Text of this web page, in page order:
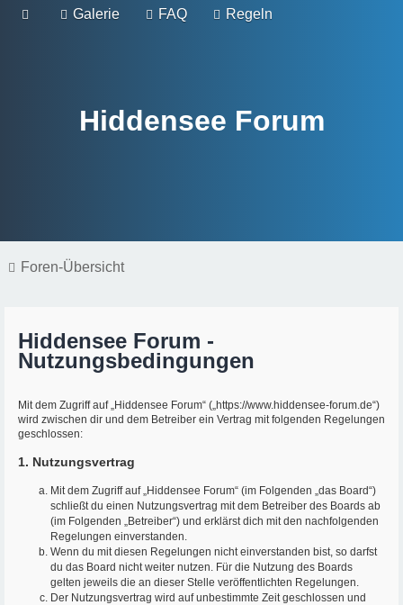
Galerie FAQ Regeln
Hiddensee Forum
Foren-Übersicht
Hiddensee Forum -
Nutzungsbedingungen
Mit dem Zugriff auf „Hiddensee Forum“ („https://www.hiddensee-forum.de“)
wird zwischen dir und dem Betreiber ein Vertrag mit folgenden Regelungen
geschlossen:
1. Nutzungsvertrag
Mit dem Zugriff auf „Hiddensee Forum“ (im Folgenden „das Board“)
schließt du einen Nutzungsvertrag mit dem Betreiber des Boards ab
(im Folgenden „Betreiber“) und erklärst dich mit den nachfolgenden
Regelungen einverstanden.
Wenn du mit diesen Regelungen nicht einverstanden bist, so darfst
du das Board nicht weiter nutzen. Für die Nutzung des Boards
gelten jeweils die an dieser Stelle veröffentlichten Regelungen.
Der Nutzungsvertrag wird auf unbestimmte Zeit geschlossen und